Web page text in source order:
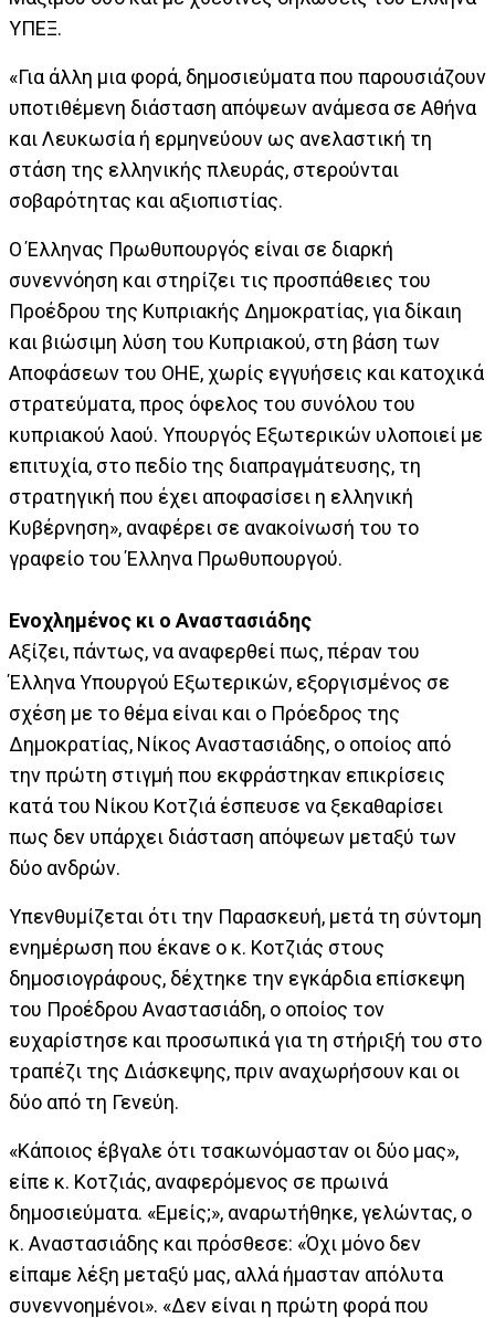
ΥΠΕΞ.
«Για άλλη μια φορά, δημοσιεύματα που παρουσιάζουν
υποτιθέμενη διάσταση απόψεων ανάμεσα σε Αθήνα
και Λευκωσία ή ερμηνεύουν ως ανελαστική τη
στάση της ελληνικής πλευράς, στερούνται
σοβαρότητας και αξιοπιστίας.
Ο Έλληνας Πρωθυπουργός είναι σε διαρκή
συνεννόηση και στηρίζει τις προσπάθειες του
Προέδρου της Κυπριακής Δημοκρατίας, για δίκαιη
και βιώσιμη λύση του Κυπριακού, στη βάση των
Αποφάσεων του ΟΗΕ, χωρίς εγγυήσεις και κατοχικά
στρατεύματα, προς όφελος του συνόλου του
κυπριακού λαού. Υπουργός Εξωτερικών υλοποιεί με
επιτυχία, στο πεδίο της διαπραγμάτευσης, τη
στρατηγική που έχει αποφασίσει η ελληνική
Κυβέρνηση», αναφέρει σε ανακοίνωσή του το
γραφείο του Έλληνα Πρωθυπουργού.
Ενοχλημένος κι ο Αναστασιάδης
Αξίζει, πάντως, να αναφερθεί πως, πέραν του
Έλληνα Υπουργού Εξωτερικών, εξοργισμένος σε
σχέση με το θέμα είναι και ο Πρόεδρος της
Δημοκρατίας, Νίκος Αναστασιάδης, ο οποίος από
την πρώτη στιγμή που εκφράστηκαν επικρίσεις
κατά του Νίκου Κοτζιά έσπευσε να ξεκαθαρίσει
πως δεν υπάρχει διάσταση απόψεων μεταξύ των
δύο ανδρών.
Υπενθυμίζεται ότι την Παρασκευή, μετά τη σύντομη
ενημέρωση που έκανε ο κ. Κοτζιάς στους
δημοσιογράφους, δέχτηκε την εγκάρδια επίσκεψη
του Προέδρου Αναστασιάδη, ο οποίος τον
ευχαρίστησε και προσωπικά για τη στήριξή του στο
τραπέζι της Διάσκεψης, πριν αναχωρήσουν και οι
δύο από τη Γενεύη.
«Κάποιος έβγαλε ότι τσακωνόμασταν οι δύο μας»,
είπε κ. Κοτζιάς, αναφερόμενος σε πρωινά
δημοσιεύματα. «Εμείς;», αναρωτήθηκε, γελώντας, ο
κ. Αναστασιάδης και πρόσθεσε: «Όχι μόνο δεν
είπαμε λέξη μεταξύ μας, αλλά ήμασταν απόλυτα
συνεννοημένοι». «Δεν είναι η πρώτη φορά που